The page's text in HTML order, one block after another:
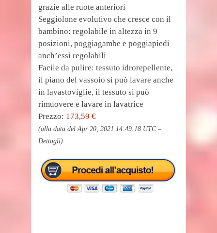
grazie alle ruote anteriori
Seggiolone evolutivo che cresce con il
bambino: regolabile in altezza in 9
posizioni, poggiagambe e poggiapiedi
anch’essi regolabili
Facile da pulire: tessuto idrorepellente,
il piano del vassoio si può lavare anche
in lavastoviglie, il tessuto si può
rimuovere e lavare in lavatrice
Prezzo: 173,59 €
(alla data del Apr 20, 2021 14:49:18 UTC –
Dettagli)